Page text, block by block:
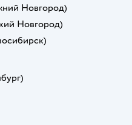
Новгород)
Новгород)